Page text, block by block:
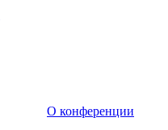
О конференции